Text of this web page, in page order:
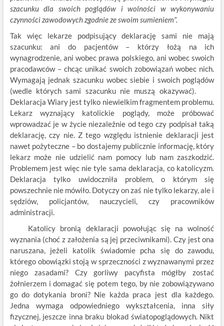
szacunku dla swoich poglądów i wolności w wykonywaniu
czynności zawodowych zgodnie ze swoim sumieniem”.
Tak więc lekarze podpisujący deklarację sami nie mają
szacunku: ani do pacjentów – którzy łożą na ich
wynagrodzenie, ani wobec prawa polskiego, ani wobec swoich
pracodawców – chcąc unikać swoich zobowiązań wobec nich.
Wymagają jednak szacunku wobec siebie i swoich poglądów
(wedle których sami szacunku nie muszą okazywać).
Deklaracja Wiary jest tylko niewielkim fragmentem problemu.
Lekarz wyznający katolickie poglądy, może próbować
wprowadzać je w życie niezależnie od tego czy podpisał taką
deklarację, czy nie. Z tego względu istnienie deklaracji jest
nawet pożyteczne – bo dostajemy publicznie informację, który
lekarz może nie udzielić nam pomocy lub nam zaszkodzić.
Problemem jest więc nie tyle sama deklaracja, co katolicyzm.
Deklaracja tylko uwidoczniła problem, o którym się
powszechnie nie mówiło. Dotyczy on zaś nie tylko lekarzy, ale i
sędziów, policjantów, nauczycieli, czy pracowników
administracji.
Katolicy bronią deklaracji powołując się na wolność
wyznania (choć z założenia są jej przeciwnikami). Czy jest ona
naruszana, jeżeli katolik świadomie pcha się do zawodu,
którego obowiązki stoją w sprzeczności z wyznawanymi przez
niego zasadami? Czy gorliwy pacyfista mógłby zostać
żołnierzem i domagać się potem tego, by nie zobowiązywano
go do dotykania broni? Nie każda praca jest dla każdego.
Jedna wymaga odpowiedniego wykształcenia, inna siły
fizycznej, jeszcze inna braku blokad światopoglądowych. Nikt